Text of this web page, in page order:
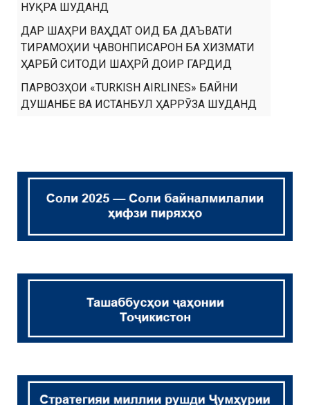
НУҚРА ШУДАНД
ДАР ШАҲРИ ВАҲДАТ ОИД БА ДАЪВАТИ
ТИРАМОҲИИ ҶАВОНПИСАРОН БА ХИЗМАТИ
ҲАРБӢ СИТОДИ ШАҲРӢ ДОИР ГАРДИД
ПАРВОЗҲОИ «TURKISH AIRLINES» БАЙНИ
ДУШАНБЕ ВА ИСТАНБУЛ ҲАРРӮЗА ШУДАНД